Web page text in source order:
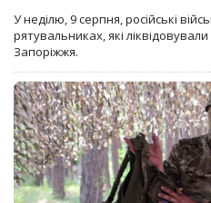
У неділю, 9 серпня, російські
рятувальниках, які
Запоріжжя.